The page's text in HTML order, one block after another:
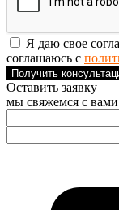
Я даю свое
соглашаюсь с
Получить
Оставить заявку
мы свяжемся с вами